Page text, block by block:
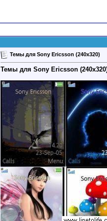
Темы для Sony Ericsson (240x320)
Темы для Sony Ericsson